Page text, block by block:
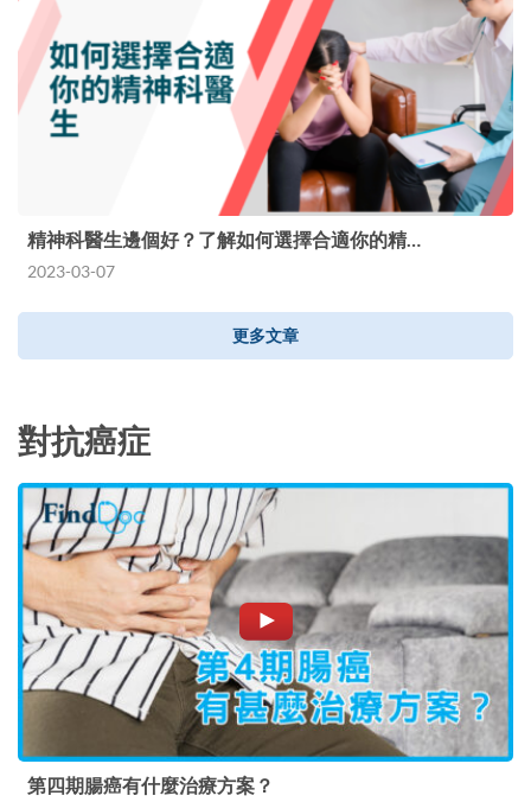
精神科醫生邊個好？了解如何選擇合適你的精…
2023-03-07
更多文章
對抗癌症
第四期腸癌有什麼治療方案？